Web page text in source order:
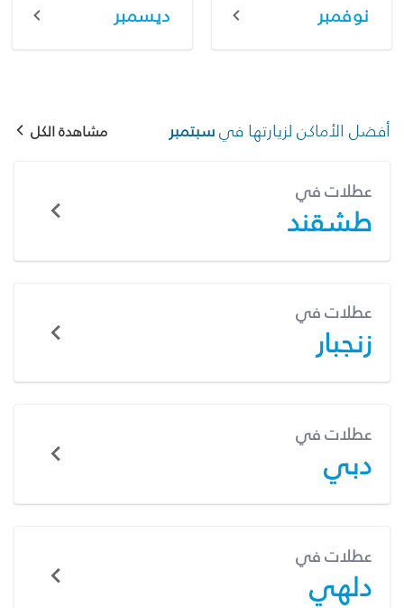
نوفمبر ديسمبر
أفضل الأماكن لزيارتها فيسبتمبر مشاهدة الكل
عطلات في
طشقند
عطلات في
زنجبار
عطلات في
دبي
عطلات في
دلهي